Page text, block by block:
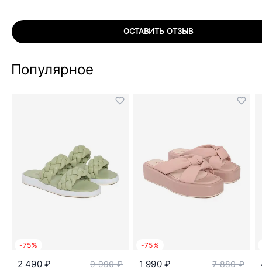
ОСТАВИТЬ ОТЗЫВ
Популярное
-75%
2 490 ₽ 9 990 ₽
-75%
1 990 ₽ 7 880 ₽